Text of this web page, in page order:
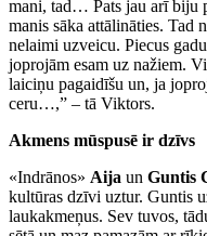
mani, tad… Pats jau arī biju
manis sāka attālināties. Tad
nelaimi uzveicu. Piecus
joprojām esam uz nažiem.
laiciņu pagaidīšu un, ja
ceru…,” – tā Viktors.
Akmens mūspusē ir dzīvs
«Indrānos» Aija un Guntis
kultūras dzīvi uztur. Guntis
laukakmeņus. Sev tuvos,